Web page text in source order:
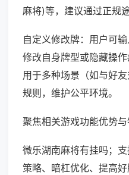
麻将)等，建议通过正规
自定义修改牌：用户可
修改自身牌型或隐藏操
用于多种场景（如与好
规则，维护公平环境。
聚焦相关游戏功能优势与
微乐湖南麻将有挂吗；
策略、暗杠优化、提高